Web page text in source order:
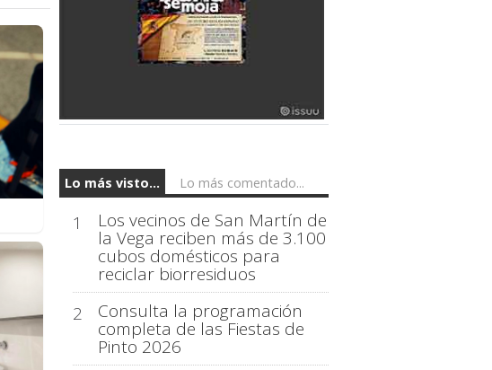
Lo más visto... Lo más comentado...
1 Los vecinos de San Martín de
la Vega reciben más de 3.100
cubos domésticos para
reciclar biorresiduos
2
Consulta la programación
completa de las Fiestas de
Pinto 2026